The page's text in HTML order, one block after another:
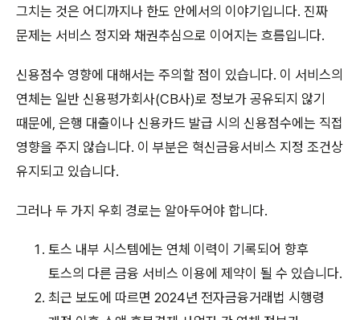
그치는 것은 어디까지나 한도 안에서의 이야기입니다. 진짜
문제는 서비스 정지와 채권추심으로 이어지는 흐름입니다.
신용점수 영향에 대해서는 주의할 점이 있습니다. 이 서비스의
연체는 일반 신용평가회사(CB사)로 정보가 공유되지 않기
때문에, 은행 대출이나 신용카드 발급 시의 신용점수에는 직접
영향을 주지 않습니다. 이 부분은 혁신금융서비스 지정 조건상
유지되고 있습니다.
그러나 두 가지 우회 경로는 알아두어야 합니다.
토스 내부 시스템에는 연체 이력이 기록되어 향후
토스의 다른 금융 서비스 이용에 제약이 될 수 있습니다.
최근 보도에 따르면 2024년 전자금융거래법 시행령